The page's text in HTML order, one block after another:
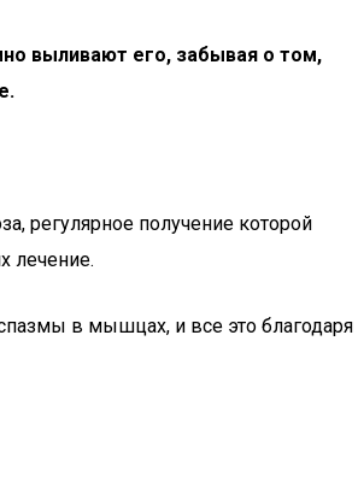
выливают его, забывая о том,
регулярное получение которой
лечение.
в мышцах, и все это благодаря